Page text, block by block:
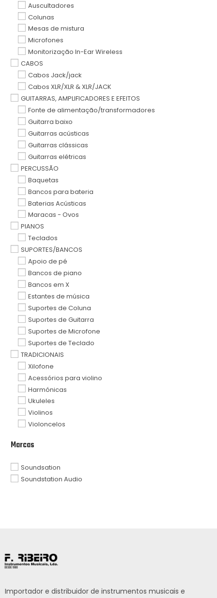
Auscultadores
Colunas
Mesas de mistura
Microfones
Monitorização In-Ear Wireless
CABOS
Cabos Jack/jack
Cabos XLR/XLR & XLR/JACK
GUITARRAS, AMPLIFICADORES E EFEITOS
Fonte de alimentação/transformadores
Guitarra baixo
Guitarras acústicas
Guitarras clássicas
Guitarras elétricas
PERCUSSÃO
Baquetas
Bancos para bateria
Baterias Acústicas
Maracas - Ovos
PIANOS
Teclados
SUPORTES/BANCOS
Apoio de pé
Bancos de piano
Bancos em X
Estantes de música
Suportes de Coluna
Suportes de Guitarra
Suportes de Microfone
Suportes de Teclado
TRADICIONAIS
Xilofone
Acessórios para violino
Harmónicas
Ukuleles
Violinos
Violoncelos
Marcas
Soundsation
Soundstation Audio
Importador e distribuidor de instrumentos musicais e